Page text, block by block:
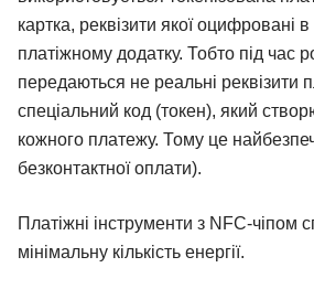
картка, реквізити якої оцифровані
платіжному додатку. Тобто під час
передаються не реальні реквізити
спеціальний код (токен), який
кожного платежу. Тому це
безконтактної оплати).
Платіжні інструменти з NFC-чіпом
мінімальну кількість енергії.